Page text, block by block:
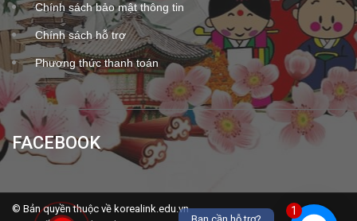
1
Chính sách bảo mật thông tin
Chính sách hỗ trợ
Phương thức thanh toán
FACEBOOK
© Bản quyền thuộc về korealink.edu.vn